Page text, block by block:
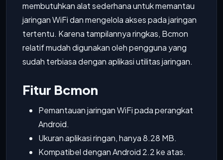
membutuhkan alat sederhana untuk memantau
jaringan WiFi dan mengelola akses pada jaringan
tertentu. Karena tampilannya ringkas, Bcmon
relatif mudah digunakan oleh pengguna yang
sudah terbiasa dengan aplikasi utilitas jaringan.
Fitur Bcmon
Pemantauan jaringan WiFi pada perangkat
Android.
Ukuran aplikasi ringan, hanya 8.28 MB.
Kompatibel dengan Android 2.2 ke atas.